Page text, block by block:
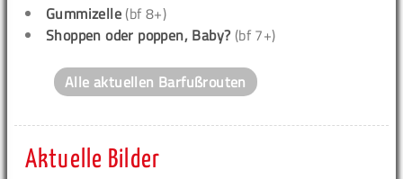
Gummizelle (bf 8+)
Shoppen oder poppen, Baby? (bf 7+)
Alle aktuellen Barfußrouten
Aktuelle Bilder